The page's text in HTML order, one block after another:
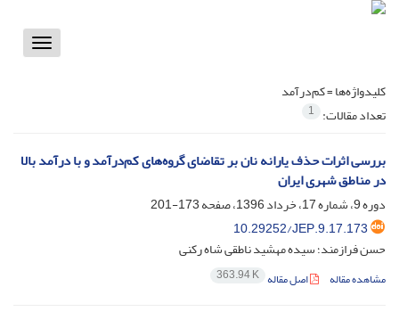
Toggle
کلیدواژه‌ها =کم‌درآمد
تعداد مقالات: 1
بررسی اثرات حذف یارانه نان بر تقاضای گروه‌های کم‌درآمد و با درآمد بالا
در مناطق شهری ایران
دوره 9، شماره 17، خرداد 1396، صفحه
173-201
10.29252/JEP.9.17.173
حسن فرازمند؛ سیده مهشید ناطقی شاه رکنی
مشاهده مقاله اصل مقاله 363.94 K